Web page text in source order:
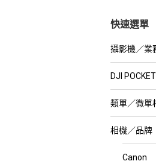
快速選單
攝影機／業
DJI
類單／微單
相機／品牌
Canon